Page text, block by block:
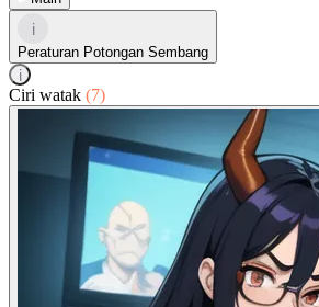
i
Peraturan Potongan Sembang
i
Ciri watak (7)